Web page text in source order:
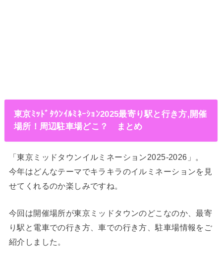
東京ﾐｯﾄﾞﾀｳﾝｲﾙﾐﾈｰｼｮﾝ2025最寄り駅と行き方,開催
場所！周辺駐車場どこ？ まとめ
「東京ミッドタウンイルミネーション2025-2026」。
今年はどんなテーマでキラキラのイルミネーションを見
せてくれるのか楽しみですね。
今回は開催場所が東京ミッドタウンのどこなのか、最寄
り駅と電車での行き方、車での行き方、駐車場情報をご
紹介しました。